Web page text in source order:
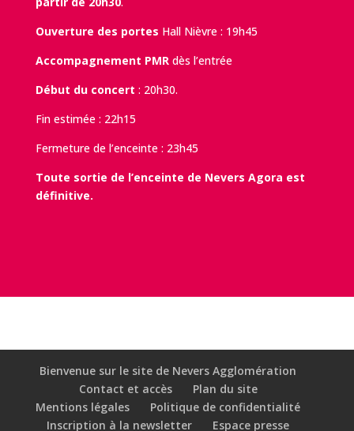
Ouverture des portes Hall Nièvre : 19h45
Accompagnement PMRdès l’entrée
Début du concert : 20h30.
Fin estimée : 22h15
Fermeture de l’enceinte : 23h45
Toute sortie de l’enceinte de Nevers Agora est
définitive.
Bienvenue sur le site de Nevers Agglomération
Contact et accès
Plan du site
Mentions légales
Politique de confidentialité
Inscription à la newsletter
Espace presse